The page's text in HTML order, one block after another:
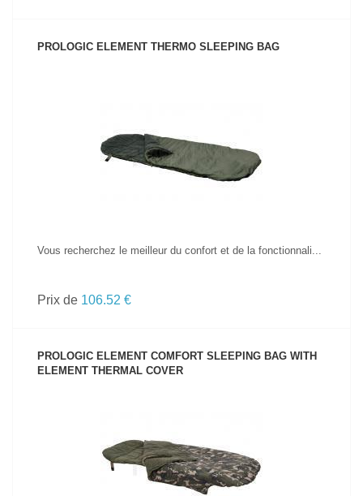
PROLOGIC ELEMENT THERMO SLEEPING BAG
Vous recherchez le meilleur du confort et de la fonctionnali...
Prix de 106.52 €
PROLOGIC ELEMENT COMFORT SLEEPING BAG WITH
ELEMENT THERMAL COVER
VOIR LE PRODUIT